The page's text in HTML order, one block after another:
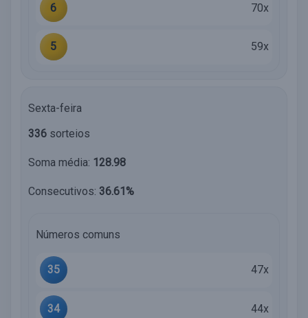
6 70x
5 59x
Sexta-feira
336 sorteios
Soma média: 128.98
Consecutivos: 36.61%
Números comuns
35 47x
34 44x